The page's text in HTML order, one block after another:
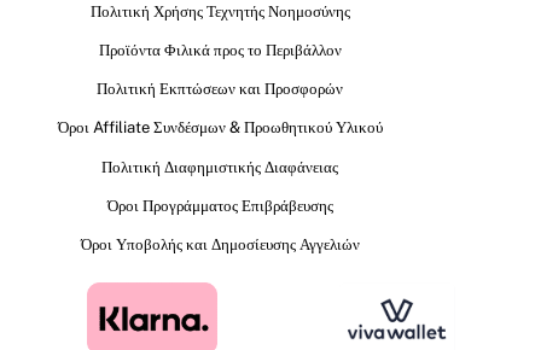
Πολιτική Χρήσης Τεχνητής Νοημοσύνης
Προϊόντα Φιλικά προς το Περιβάλλον
Πολιτική Εκπτώσεων και Προσφορών
Όροι Affiliate Συνδέσμων & Προωθητικού Υλικού
Πολιτική Διαφημιστικής Διαφάνειας
Όροι Προγράμματος Επιβράβευσης
Όροι Υποβολής και Δημοσίευσης Αγγελιών